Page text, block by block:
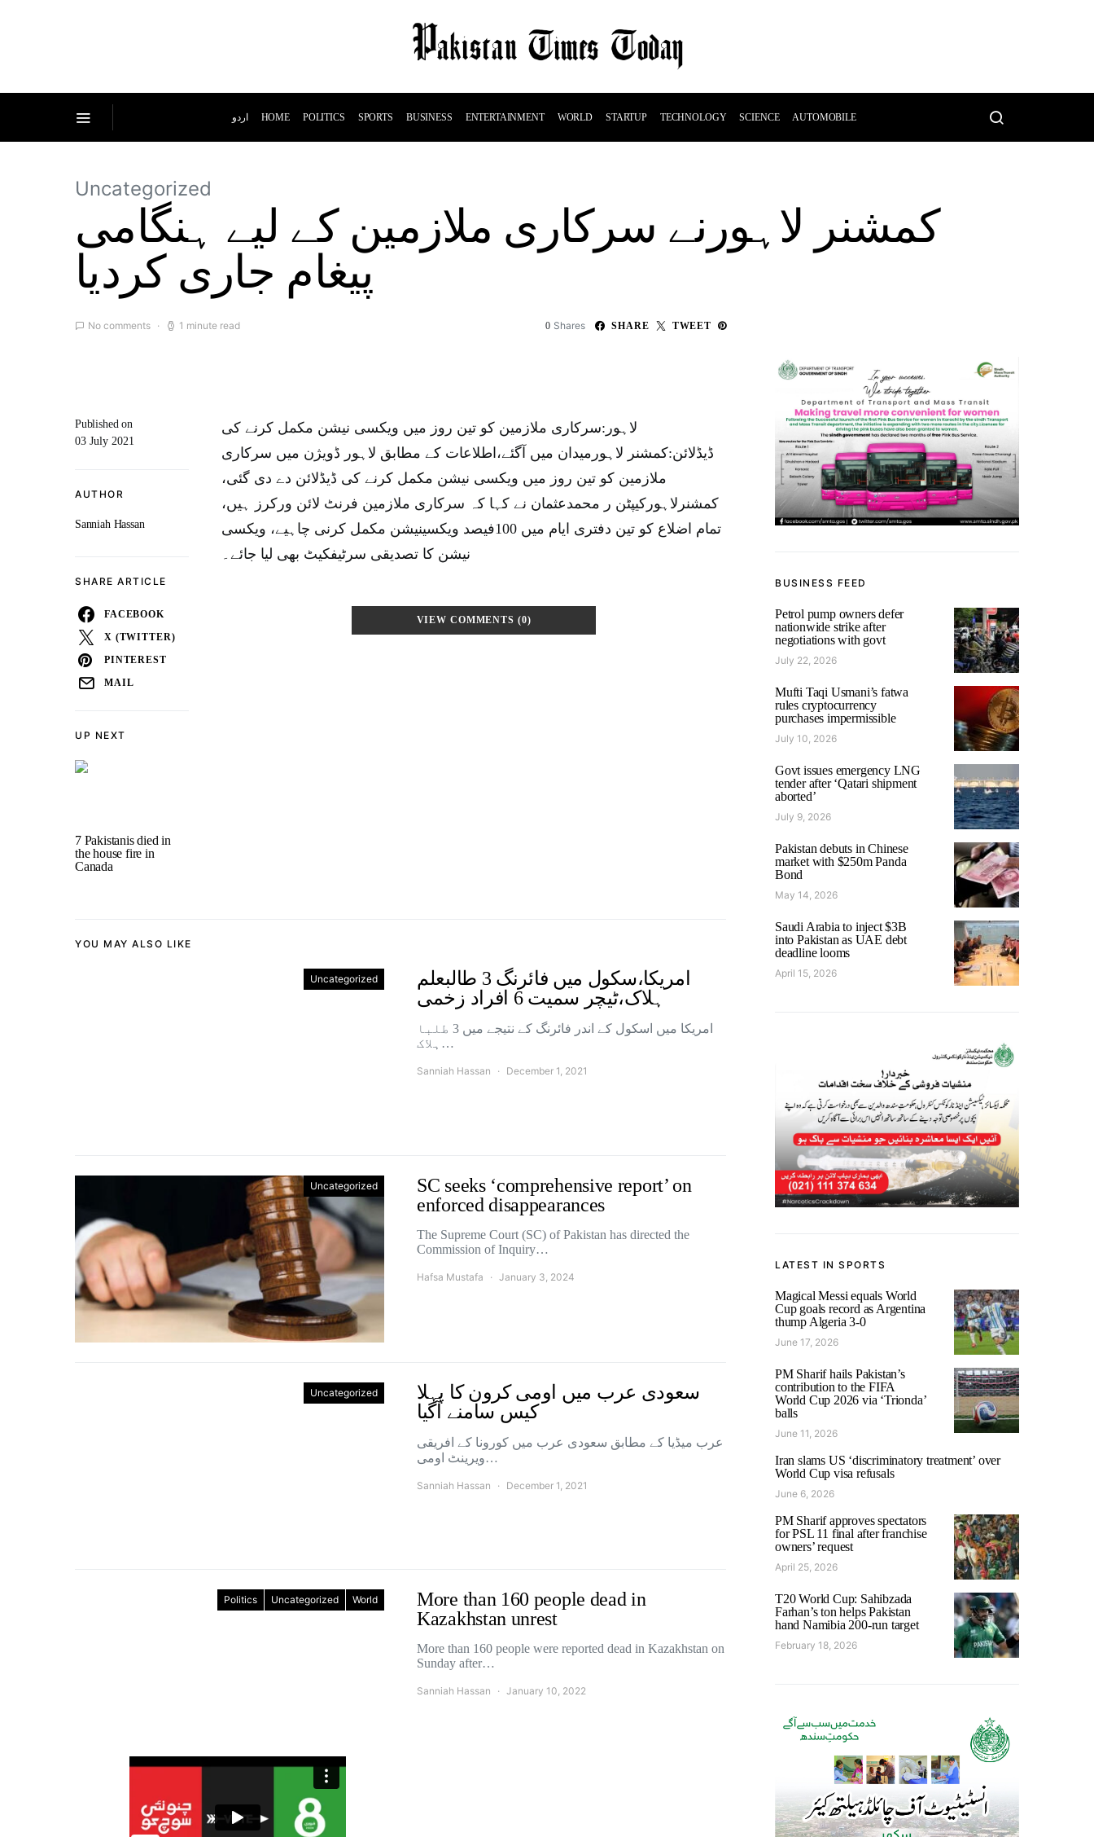
اردو HOME POLITICS SPORTS BUSINESS ENTERTAINMENT WORLD STARTUP TECHNOLOGY SCIENCE AUTOMOBILE
Uncategorized
کمشنر لاہورنے سرکاری ملازمین کے لیے ہنگامی
پیغام جاری کردیا
No comments 1 minute read 0 Shares SHARE TWEET
UP NEXT
7 Pakistanis died in
the house fire in
Canada
Published on
03 July 2021
AUTHOR
Sanniah Hassan
SHARE ARTICLE
FACEBOOK
X (TWITTER)
PINTEREST
MAIL
لاہور:سرکاری ملازمین کو تین روز میں ویکسی نیشن مکمل کرنے کی
ڈیڈلائن:کمشنر لاہورمیدان میں آگئے،اطلاعات کے مطابق لاہور ڈویژن میں سرکاری
ملازمین کو تین روز میں ویکسی نیشن مکمل کرنے کی ڈیڈلائن دے دی گئی،
کمشنرلاہورکیپٹن ر محمدعثمان نے کہا کہ سرکاری ملازمین فرنٹ لائن ورکرز ہیں،
تمام اضلاع کو تین دفتری ایام میں 100فیصد ویکسینیشن مکمل کرنی چاہیے، ویکسی
نیشن کا تصدیقی سرٹیفکیٹ بھی لیا جائے۔
VIEW COMMENTS (0)
YOU MAY ALSO LIKE
Uncategorized
امریکا،سکول میں فائرنگ 3 طالبعلم
ہلاک،ٹیچر سمیت 6 افراد زخمی
امریکا میں اسکول کے اندر فائرنگ کے نتیجے میں 3 طلبا
ہلاک…
Sanniah Hassan December 1, 2021
Uncategorized
SC seeks ‘comprehensive report’ on
enforced disappearances
The Supreme Court (SC) of Pakistan has directed the
Commission of Inquiry…
Hafsa Mustafa January 3, 2024
Uncategorized
سعودی عرب میں اومی کرون کا پہلا
کیس سامنے آگیا
عرب میڈیا کے مطابق سعودی عرب میں کورونا کے افریقی
ویرینٹ اومی…
Sanniah Hassan December 1, 2021
Politics Uncategorized World
More than 160 people dead in
Kazakhstan unrest
More than 160 people were reported dead in Kazakhstan on
Sunday after…
Sanniah Hassan January 10, 2022
BUSINESS FEED
Petrol pump owners defer
nationwide strike after
negotiations with govt
July 22, 2026
Mufti Taqi Usmani’s fatwa
rules cryptocurrency
purchases impermissible
July 10, 2026
Govt issues emergency LNG
tender after ‘Qatari shipment
aborted’
July 9, 2026
Pakistan debuts in Chinese
market with $250m Panda
Bond
May 14, 2026
Saudi Arabia to inject $3B
into Pakistan as UAE debt
deadline looms
April 15, 2026
LATEST IN SPORTS
Magical Messi equals World
Cup goals record as Argentina
thump Algeria 3-0
June 17, 2026
PM Sharif hails Pakistan’s
contribution to the FIFA
World Cup 2026 via ‘Trionda’
balls
June 11, 2026
Iran slams US ‘discriminatory treatment’ over
World Cup visa refusals
June 6, 2026
PM Sharif approves spectators
for PSL 11 final after franchise
owners’ request
April 25, 2026
T20 World Cup: Sahibzada
Farhan’s ton helps Pakistan
hand Namibia 200-run target
February 18, 2026